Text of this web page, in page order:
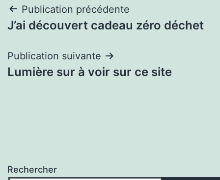
Navigation
de
l’article
Publication précédente
J’ai découvert cadeau zéro déchet
Publication suivante
Lumière sur à voir sur ce site
Rechercher